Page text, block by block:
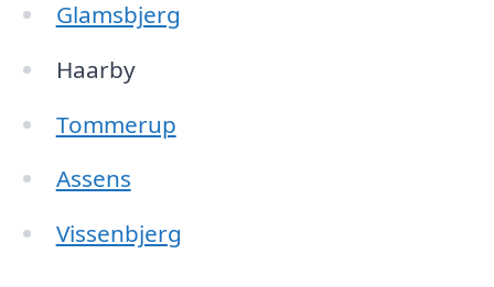
Glamsbjerg
Haarby
Tommerup
Assens
Vissenbjerg